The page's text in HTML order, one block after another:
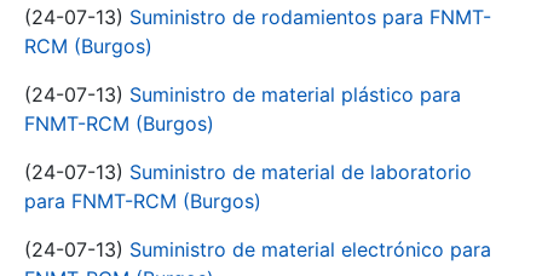
(24-07-13) Suministro de rodamientos para FNMT-
RCM (Burgos)
(24-07-13) Suministro de material plástico para
FNMT-RCM (Burgos)
(24-07-13) Suministro de material de laboratorio
para FNMT-RCM (Burgos)
(24-07-13) Suministro de material electrónico para